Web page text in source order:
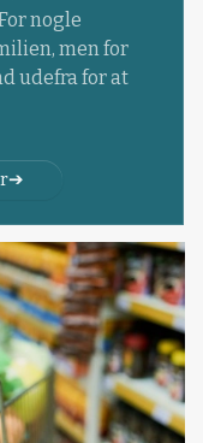
nogle
men for
udefra for at